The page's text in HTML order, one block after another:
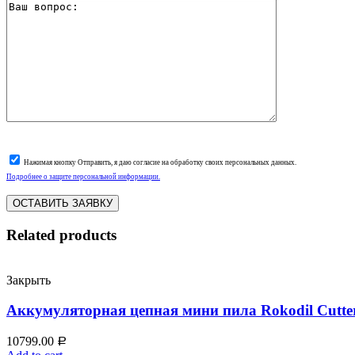
Нажимая кнопку Отправить, я даю согласие на обработку своих персональных данных.
Подробнее о защите персональной информации.
Related products
Закрыть
Аккумуляторная цепная мини пила Rokodil
10799.00 Р